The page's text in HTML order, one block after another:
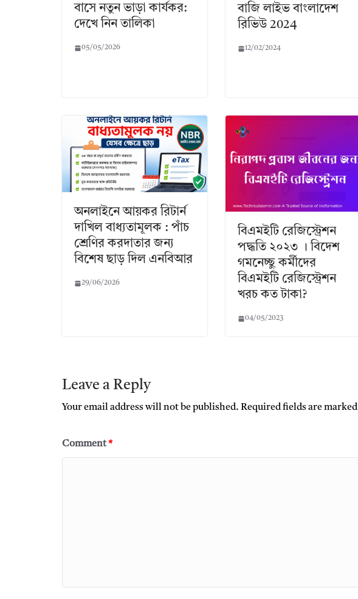
বাসে নতুন ভাড়া কার্যকর:
দেখে নিন তালিকা
05/05/2026
বাজি লাইভ বাংলাদেশ
রিভিউ 2024
12/02/2024
অনলাইনে আয়কর রিটার্ন
দাখিল বাধ্যতামূলক : পাঁচ
শ্রেণির করদাতার জন্য
বিশেষ ছাড় দিল এনবিআর
29/06/2026
বিএমইটি রেজিস্ট্রেশন
পদ্ধতি ২০২৩ । বিদেশ
গমনেচ্ছু কর্মীদের
বিএমইটি রেজিস্ট্রেশন
খরচ কত টাকা?
04/05/2023
Leave a Reply
Your email address will not be published. Required fields are marked
Comment*